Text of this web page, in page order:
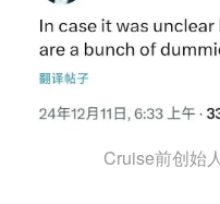
Cruise前创始